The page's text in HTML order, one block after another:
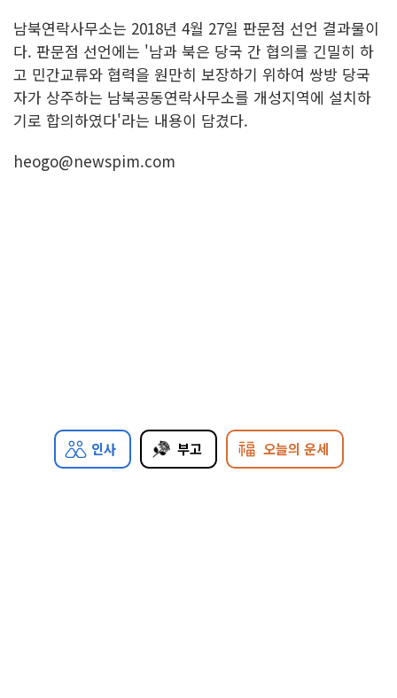
남북연락사무소는 2018년 4월 27일 판문점 선언 결과물이
다. 판문점 선언에는 '남과 북은 당국 간 협의를 긴밀히 하
고 민간교류와 협력을 원만히 보장하기 위하여 쌍방 당국
자가 상주하는 남북공동연락사무소를 개성지역에 설치하
기로 합의하였다'라는 내용이 담겼다.
heogo@newspim.com
인사 부고 오늘의 운세